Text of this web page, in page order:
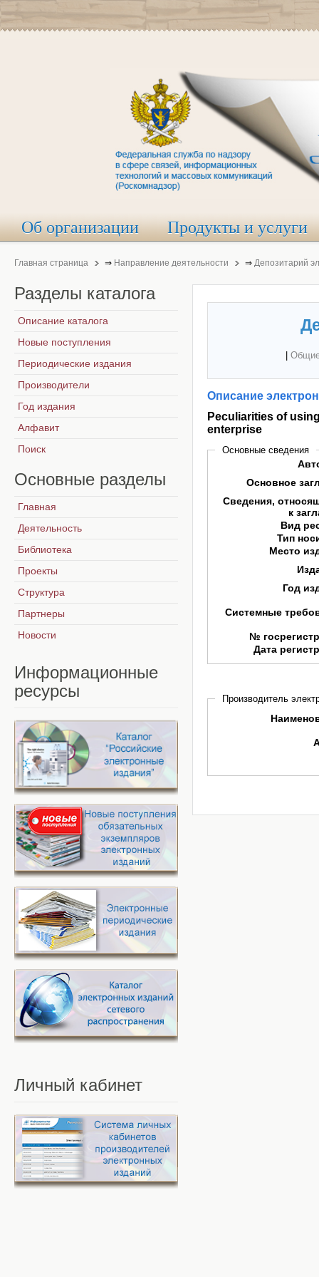
Об организации Продукты и услуги
Главная страница ⇒ Направление деятельности ⇒ Депозитарий
Описание
Peculiarities of
enterprise
Основные сведения
Основное
Сведения,
к
Вид
Тип
Место
Год
Системные
№
Дата
Производитель
Разделы каталога
Описание каталога
Новые поступления
Периодические издания
Производители
Год издания
Алфавит
Поиск
Основные разделы
Главная
Деятельность
Библиотека
Проекты
Структура
Партнеры
Новости
Информационные
ресурсы
Личный кабинет